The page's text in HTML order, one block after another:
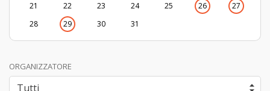
21
22 23 24 25 26
27
28
29 30 31
ORGANIZZATORE